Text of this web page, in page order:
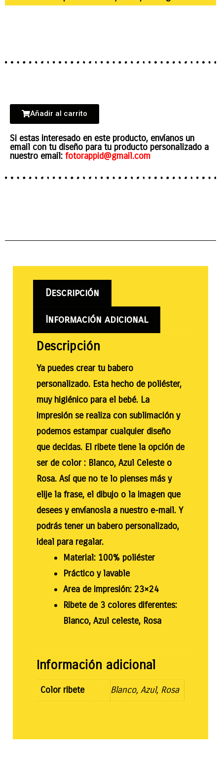
Añadir al carrito
Si estas interesado en este producto, envíanos un
email con tu diseño para tu producto personalizado a
nuestro email: fotorappid@gmail.com
Descripción
Información adicional
Descripción
Ya puedes crear tu babero
personalizado. Esta hecho de poliéster,
muy higiénico para el bebé. La
impresión se realiza con sublimación y
podemos estampar cualquier diseño
que decidas. El ribete tiene la opción de
ser de color : Blanco, Azul Celeste o
Rosa. Así que no te lo pienses más y
elije la frase, el dibujo o la imagen que
desees y envíanosla a nuestro e-mail. Y
podrás tener un babero personalizado,
ideal para regalar.
Material: 100% poliéster
Práctico y lavable
Area de impresión: 23×24
Ribete de 3 colores diferentes:
Blanco, Azul celeste, Rosa
Información adicional
Color ribete Blanco, Azul, Rosa